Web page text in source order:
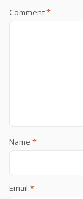
Comment*
Name *
Email *